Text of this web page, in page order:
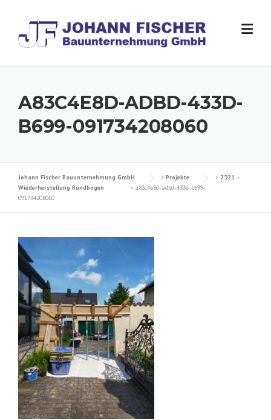
content
A83C4E8D-ADBD-433D-
B699-091734208060
Johann Fischer Bauunternehmung GmbH > Projekte > 2021 –
Wiederherstellung Rundbogen
> a83c4e8d-adbd-433d-b699-
091734208060